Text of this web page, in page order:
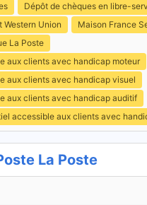
Dépôt de chèques en libre-
Western Union
Maison France
La Poste
aux clients avec handicap moteur
aux clients avec handicap visuel
aux clients avec handicap auditif
accessible aux clients avec
La Poste